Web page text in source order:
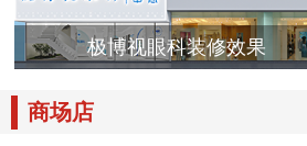
极博视眼科装修效果
商场店